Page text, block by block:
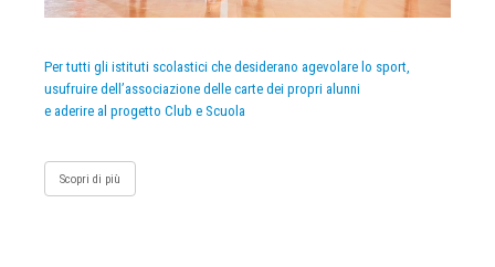
Per tutti gli istituti scolastici che desiderano agevolare lo sport,
usufruire dell’associazione delle carte dei propri alunni
e aderire al progetto Club e Scuola
Scopri di più